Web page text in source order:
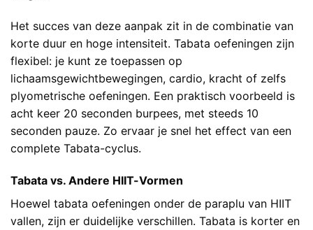
Het succes van deze aanpak zit in de combinatie van
korte duur en hoge intensiteit. Tabata oefeningen zijn
flexibel: je kunt ze toepassen op
lichaamsgewichtbewegingen, cardio, kracht of zelfs
plyometrische oefeningen. Een praktisch voorbeeld is
acht keer 20 seconden burpees, met steeds 10
seconden pauze. Zo ervaar je snel het effect van een
complete Tabata-cyclus.
Tabata vs. Andere HIIT-Vormen
Hoewel tabata oefeningen onder de paraplu van HIIT
vallen, zijn er duidelijke verschillen. Tabata is korter en